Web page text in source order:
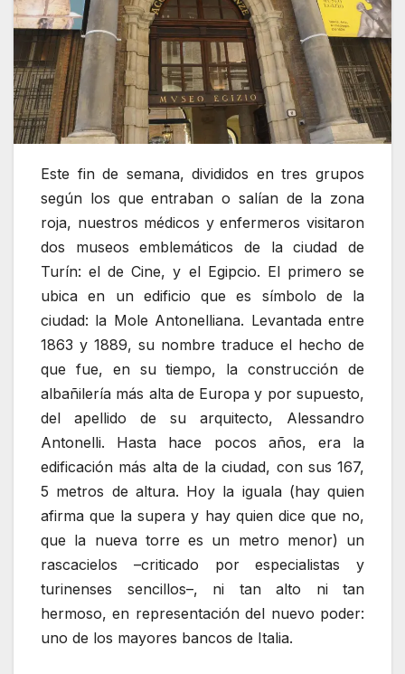
Este fin de semana, divididos en tres grupos
según los que entraban o salían de la zona
roja, nuestros médicos y enfermeros visitaron
dos museos emblemáticos de la ciudad de
Turín: el de Cine, y el Egipcio. El primero se
ubica en un edificio que es símbolo de la
ciudad: la Mole Antonelliana. Levantada entre
1863 y 1889, su nombre traduce el hecho de
que fue, en su tiempo, la construcción de
albañilería más alta de Europa y por supuesto,
del apellido de su arquitecto, Alessandro
Antonelli. Hasta hace pocos años, era la
edificación más alta de la ciudad, con sus 167,
5 metros de altura. Hoy la iguala (hay quien
afirma que la supera y hay quien dice que no,
que la nueva torre es un metro menor) un
rascacielos –criticado por especialistas y
turinenses sencillos–, ni tan alto ni tan
hermoso, en representación del nuevo poder:
uno de los mayores bancos de Italia.